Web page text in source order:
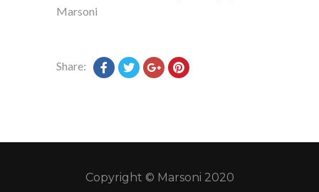
Marsoni
Share:
Copyright © Marsoni 2020